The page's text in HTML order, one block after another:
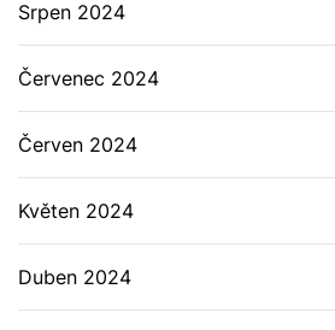
Srpen 2024
Červenec 2024
Červen 2024
Květen 2024
Duben 2024